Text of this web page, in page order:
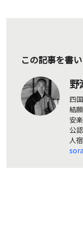
この記事を書
野
四
結
安
公
人